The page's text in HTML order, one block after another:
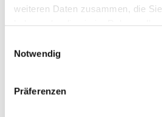
weiteren Daten zusammen, die
Notwendig
Präferenzen
Weitere Bilder